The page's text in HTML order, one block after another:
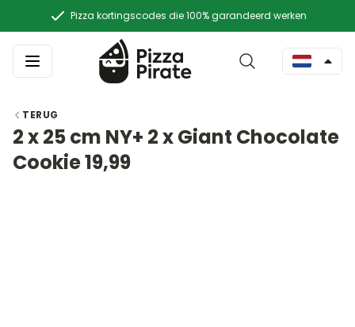
Pizza kortingscodes die 100% garandeerd werken
TERUG
2 x 25 cm NY+ 2 x Giant Chocolate
Cookie 19,99